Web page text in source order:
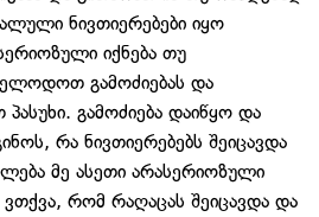
ნივთიერებები იყო
იქნება თუ
გამოძიებას და
პასუხი. გამოძიება დაიწყო და
რა ნივთიერებებს შეიცავდა
მე ასეთი არასერიოზული
ვთქვა, რომ რაღაცას შეიცავდა და